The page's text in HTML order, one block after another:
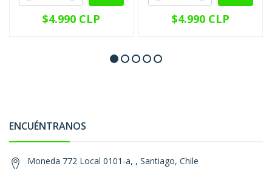
$4.990 CLP $4.990 CLP
ENCUÉNTRANOS
Moneda 772 Local 0101-a, , Santiago, Chile